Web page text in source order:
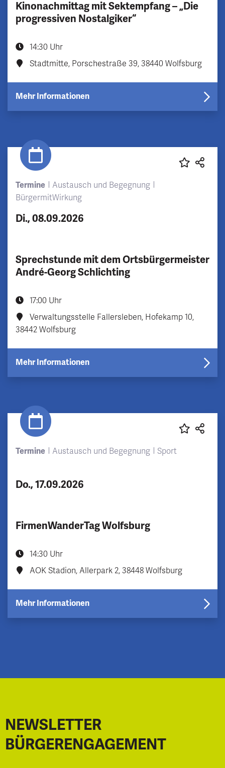
Kinonachmittag mit Sektempfang – „Die
progressiven Nostalgiker“
14:30 Uhr
Stadtmitte, Porschestraße 39, 38440 Wolfsburg
Mehr Informationen
Termine
Austausch und Begegnung
BürgermitWirkung
Di., 08.09.2026
Sprechstunde mit dem Ortsbürgermeister
André-Georg Schlichting
17:00 Uhr
Verwaltungsstelle Fallersleben, Hofekamp 10,
38442 Wolfsburg
Mehr Informationen
Termine Austausch und Begegnung Sport
Do., 17.09.2026
FirmenWanderTag Wolfsburg
14:30 Uhr
AOK Stadion, Allerpark 2, 38448 Wolfsburg
Mehr Informationen
NEWSLETTER
BÜRGERENGAGEMENT